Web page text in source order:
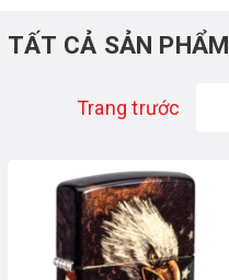
TẤT CẢ SẢN PHẨM
Trang trước